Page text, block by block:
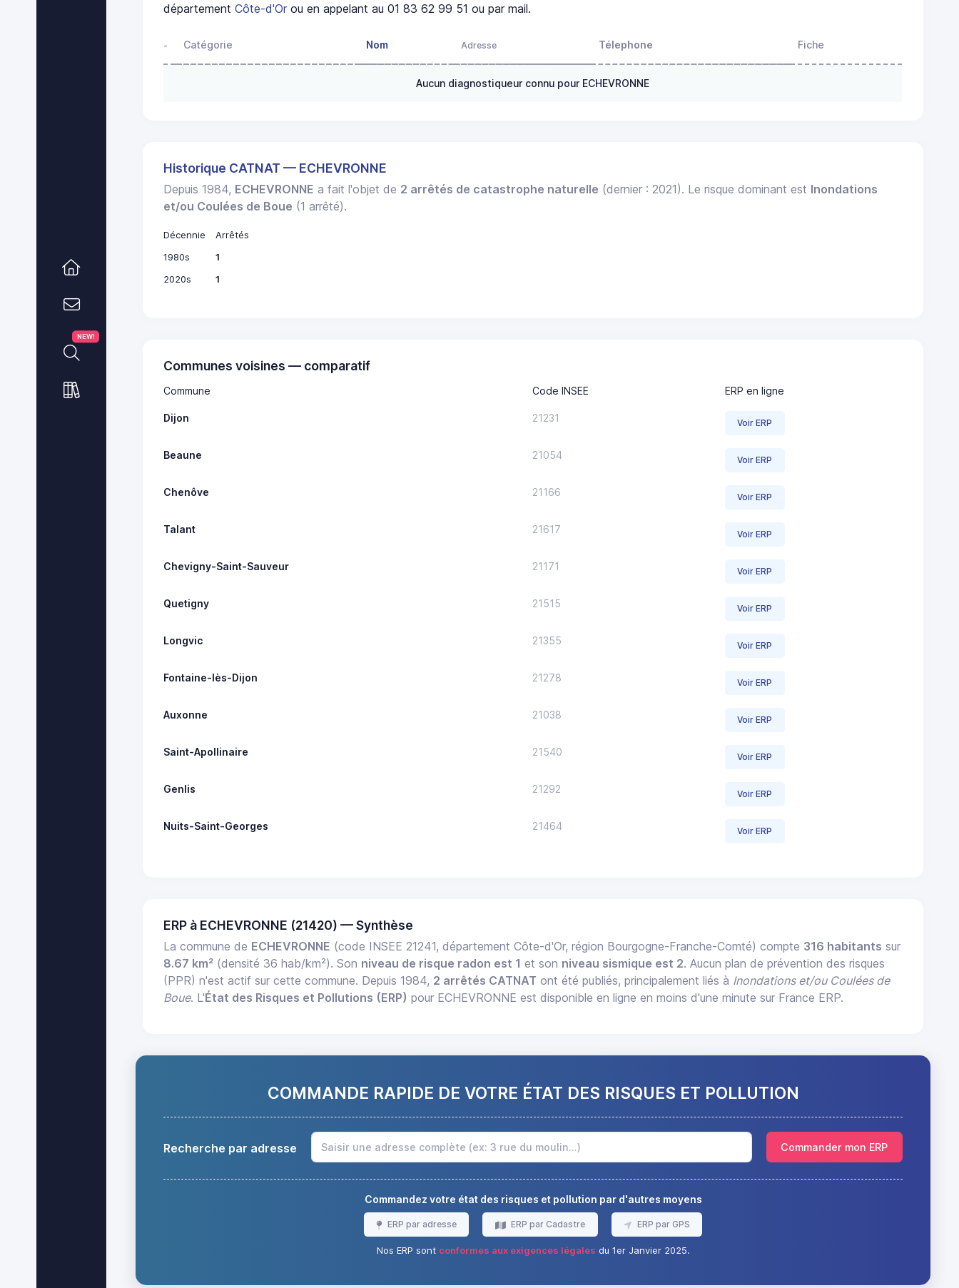
NEW!
départementCôte-d'Or ou en appelant au 01 83 62 99 51 ou par mail.
- Catégorie Nom Adresse Télephone Fiche
Aucun diagnostiqueur connu pour ECHEVRONNE
Historique CATNAT — ECHEVRONNE
Depuis 1984, ECHEVRONNE a fait l'objet de 2 arrêtés de catastrophe naturelle (dernier : 2021). Le risque dominant est Inondations
et/ou Coulées de Boue (1 arrêté).
Décennie
Arrêtés
1980s
1
2020s
1
Communes voisines — comparatif
Commune Code INSEE ERP en ligne
Dijon 21231 Voir ERP
Beaune 21054 Voir ERP
Chenôve 21166 Voir ERP
Talant 21617 Voir ERP
Chevigny-Saint-Sauveur 21171 Voir ERP
Quetigny 21515 Voir ERP
Longvic 21355 Voir ERP
Fontaine-lès-Dijon 21278 Voir ERP
Auxonne 21038 Voir ERP
Saint-Apollinaire 21540 Voir ERP
Genlis 21292 Voir ERP
Nuits-Saint-Georges 21464 Voir ERP
ERP à ECHEVRONNE (21420) — Synthèse
La commune de ECHEVRONNE (code INSEE 21241, département Côte-d'Or, région Bourgogne-Franche-Comté) compte 316 habitants sur
8.67 km² (densité 36 hab/km²). Son niveau de risque radon est 1 et son niveau sismique est 2. Aucun plan de prévention des risques
(PPR) n'est actif sur cette commune. Depuis 1984, 2 arrêtés CATNAT ont été publiés, principalement liés à Inondations et/ou Coulées de
Boue. L'État des Risques et Pollutions (ERP) pour ECHEVRONNE est disponible en ligne en moins d'une minute sur France ERP.
COMMANDE RAPIDE DE VOTRE ÉTAT DES RISQUES ET POLLUTION
Recherche par adresse Commander mon ERP
Commandez votre état des risques et pollution par d'autres moyens
ERP par adresse ERP par Cadastre ERP par GPS
Nos ERP sont conformes aux exigences légales du 1er Janvier 2025.